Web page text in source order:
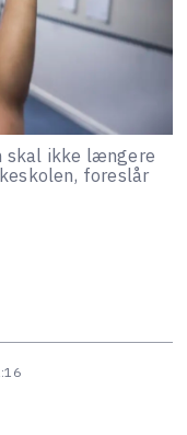
skal ikke længere
foreslår